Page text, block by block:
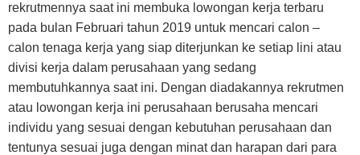
rekrutmennya saat ini membuka lowongan kerja terbaru
pada bulan Februari tahun 2019 untuk mencari calon –
calon tenaga kerja yang siap diterjunkan ke setiap lini atau
divisi kerja dalam perusahaan yang sedang
membutuhkannya saat ini. Dengan diadakannya rekrutmen
atau lowongan kerja ini perusahaan berusaha mencari
individu yang sesuai dengan kebutuhan perusahaan dan
tentunya sesuai juga dengan minat dan harapan dari para